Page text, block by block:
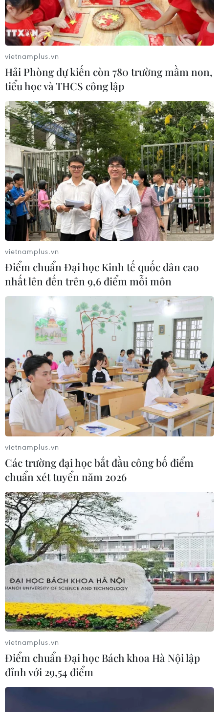
Chuyên gia Hàn-Triều-Mỹ-Trung thảo
luận tiến trình phi hạt nhân hóa
Một hội nghị quy tụ sự tham gia của các quan chức
chính phủ và chuyên gia dân sự của 4 nước Hàn Quốc,
Triều Tiên, Mỹ và Trung Quốc đang diễn ra tại thủ đô
Helsinki, Phần Lan.
vietnamplus.vn
Hải Phòng dự kiến còn 780 trường mầm non,
tiểu học và THCS công lập
vietnamplus.vn
Điểm chuẩn Đại học Kinh tế quốc dân cao
nhất lên đến trên 9,6 điểm mỗi môn
vietnamplus.vn
Các trường đại học bắt đầu công bố điểm
chuẩn xét tuyển năm 2026
vietnamplus.vn
Điểm chuẩn Đại học Bách khoa Hà Nội lập
đỉnh với 29,54 điểm